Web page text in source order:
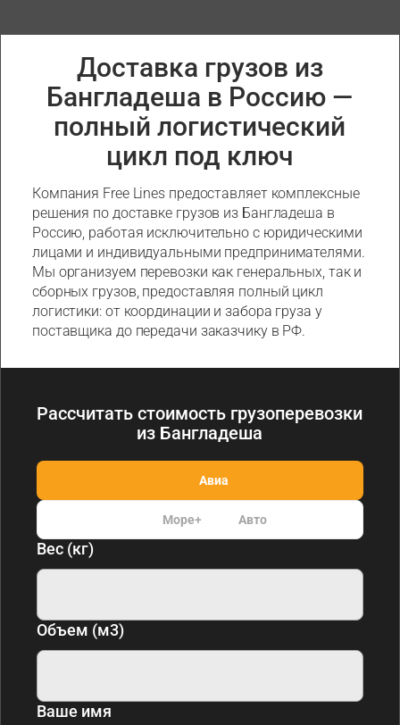
Доставка грузов из
Бангладеша в Россию —
полный логистический
цикл под ключ
Компания Free Lines предоставляет комплексные
решения по доставке грузов из Бангладеша в
Россию, работая исключительно с юридическими
лицами и индивидуальными предпринимателями.
Мы организуем перевозки как генеральных, так и
сборных грузов, предоставляя полный цикл
логистики: от координации и забора груза у
поставщика до передачи заказчику в РФ.
Рассчитать стоимость грузоперевозки
из Бангладеша
Авиа
Море+ Авто
Вес (кг)
Объем (м3)
Ваше имя